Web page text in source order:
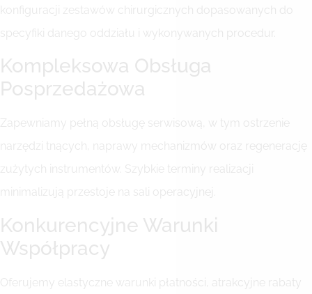
konfiguracji zestawów chirurgicznych dopasowanych do
specyfiki danego oddziału i wykonywanych procedur.
Kompleksowa Obsługa
Posprzedażowa
Zapewniamy pełną obsługę serwisową, w tym ostrzenie
narzędzi tnących, naprawy mechanizmów oraz regenerację
zużytych instrumentów. Szybkie terminy realizacji
minimalizują przestoje na sali operacyjnej.
Konkurencyjne Warunki
Współpracy
Oferujemy elastyczne warunki płatności, atrakcyjne rabaty